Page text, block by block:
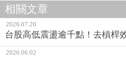
相關文章
2026.07.20
台股高低震盪逾千點！去槓桿
2026.06.02